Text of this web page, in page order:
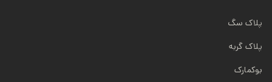
پلاک سگ
پلاک گربه
بوکمارک